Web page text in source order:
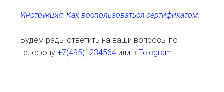
Инструкция: Как воспользоваться сертификатом.
Будем рады ответить на ваши вопросы по
телефону +7(495)1234564или в Telegram